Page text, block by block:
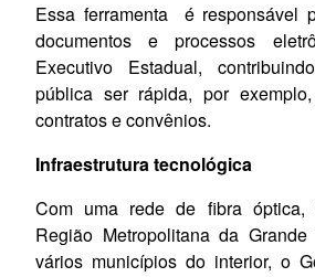
Essa ferramenta é responsável
documentos e processos
Executivo Estadual,
pública ser rápida, por
contratos e convênios.
Infraestrutura tecnológica
Com uma rede de fibra óptica,
Região Metropolitana da
vários municípios do interior, o